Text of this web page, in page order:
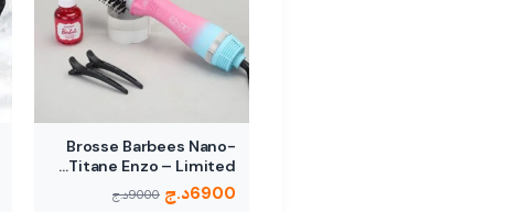
Brosse Barbees Nano-
Titane Enzo – Limited…
6900د.ج 9000د.ج